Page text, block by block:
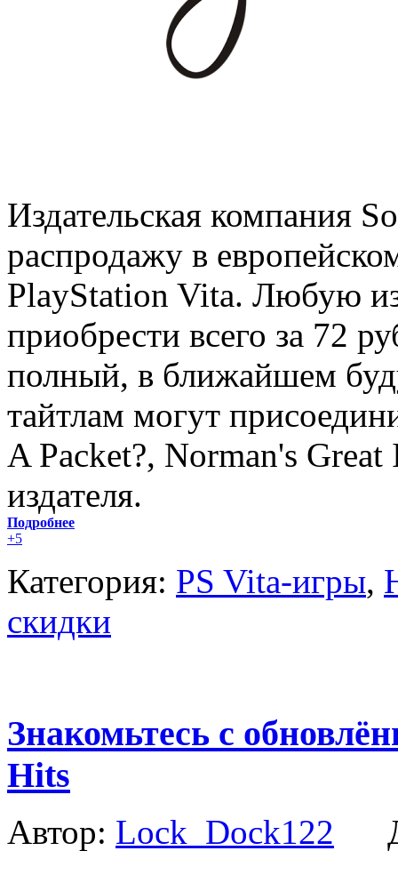
Издательская компания
распродажу в
PlayStation Vita. Любую
приобрести всего за 72
полный, в ближайшем
тайтлам могут
A Packet?, Norman's
издателя.
Подробнее
+5
Категория: PS Vita-игры,
скидки
Знакомьтесь с
Hits
Автор: Lock_Dock122